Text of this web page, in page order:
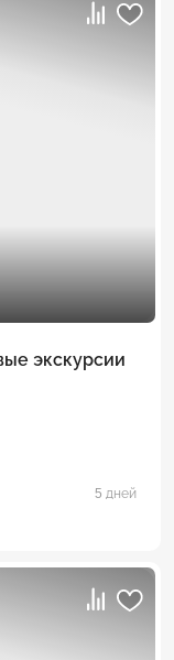
экскурсии
5 дней